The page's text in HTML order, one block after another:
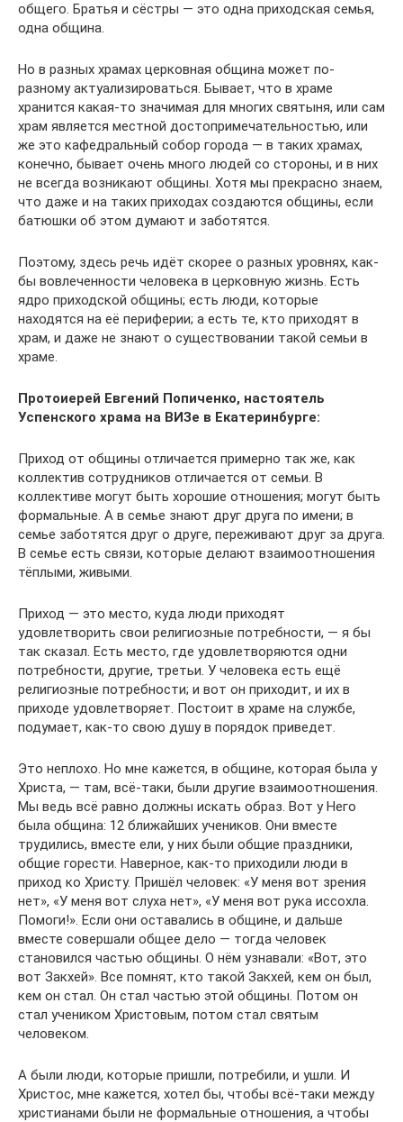
общего. Братья и сёстры — это одна приходская семья,
одна община.
Но в разных храмах церковная община может по-
разному актуализироваться. Бывает, что в храме
хранится какая-то значимая для многих святыня, или сам
храм является местной достопримечательностью, или
же это кафедральный собор города — в таких храмах,
конечно, бывает очень много людей со стороны, и в них
не всегда возникают общины. Хотя мы прекрасно знаем,
что даже и на таких приходах создаются общины, если
батюшки об этом думают и заботятся.
Поэтому, здесь речь идёт скорее о разных уровнях, как-
бы вовлеченности человека в церковную жизнь. Есть
ядро приходской общины; есть люди, которые
находятся на её периферии; а есть те, кто приходят в
храм, и даже не знают о существовании такой семьи в
храме.
Протоиерей Евгений Попиченко, настоятель
Успенского храма на ВИЗе в Екатеринбурге:
Приход от общины отличается примерно так же, как
коллектив сотрудников отличается от семьи. В
коллективе могут быть хорошие отношения; могут быть
формальные. А в семье знают друг друга по имени; в
семье заботятся друг о друге, переживают друг за друга.
В семье есть связи, которые делают взаимоотношения
тёплыми, живыми.
Приход — это место, куда люди приходят
удовлетворить свои религиозные потребности, — я бы
так сказал. Есть место, где удовлетворяются одни
потребности, другие, третьи. У человека есть ещё
религиозные потребности; и вот он приходит, и их в
приходе удовлетворяет. Постоит в храме на службе,
подумает, как-то свою душу в порядок приведет.
Это неплохо. Но мне кажется, в общине, которая была у
Христа, — там, всё-таки, были другие взаимоотношения.
Мы ведь всё равно должны искать образ. Вот у Него
была община: 12 ближайших учеников. Они вместе
трудились, вместе ели, у них были общие праздники,
общие горести. Наверное, как-то приходили люди в
приход ко Христу. Пришёл человек: «У меня вот зрения
нет», «У меня вот слуха нет», «У меня вот рука иссохла.
Помоги!». Если они оставались в общине, и дальше
вместе совершали общее дело — тогда человек
становился частью общины. О нём узнавали: «Вот, это
вот Закхей». Все помнят, кто такой Закхей, кем он был,
кем он стал. Он стал частью этой общины. Потом он
стал учеником Христовым, потом стал святым
человеком.
А были люди, которые пришли, потребили, и ушли. И
Христос, мне кажется, хотел бы, чтобы всё-таки между
христианами были не формальные отношения, а чтобы